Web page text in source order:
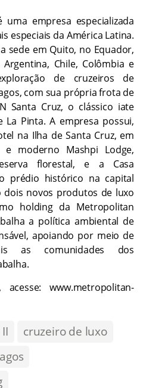
empresa especializada
especiais da América Latina.
sede em Quito, no Equador,
Chile, Colômbia e
de cruzeiros de
com sua própria frota de
Santa Cruz, o clássico iate
Pinta. A empresa possui,
na Ilha de Santa Cruz, em
e moderno Mashpi Lodge,
florestal, e a Casa
prédio histórico na capital
dois novos produtos de luxo
holding da Metropolitan
a política ambiental de
apoiando por meio de
as comunidades dos
acesse:www.metropolitan-
cruzeiro de luxo